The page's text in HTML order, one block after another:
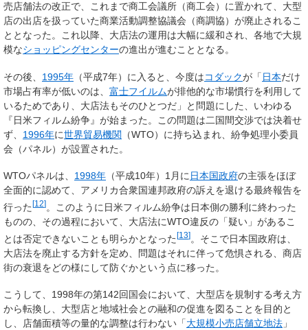
売店舗法の改正で、これまで商工会議所（商工会）に置かれて、大型
店の出店を扱っていた商業活動調整協議会（商調協）が廃止されるこ
ととなった。これ以降、大店法の運用は大幅に緩和され、各地で大規
模なショッピングセンターの進出が進むこととなる。
その後、 1995年 （平成7年）に入ると、今度はコダックが「 日本だけ
市場占有率が低いのは、 富士フイルムが排他的な市場慣行を利用して
いるためであり、大店法もそのひとつだ」と問題にした、いわゆる
『日米フィルム紛争』が始まった。この問題は二国間交渉では決着せ
ず、 1996年に世界貿易機関 （WTO）に持ち込まれ、紛争処理小委員
会（パネル）が設置された。
WTOパネルは、 1998年 （平成10年）1月に日本国政府の主張をほぼ
全面的に認めて、アメリカ合衆国連邦政府の訴えを退ける最終報告を
行った [12] 。このように日米フィルム紛争は日本側の勝利に終わった
ものの、その過程において、大店法にWTO違反の「疑い」があるこ
とは否定できないことも明らかとなった[13]。そこで日本国政府は、
大店法を廃止する方針を定め、問題はそれに伴って危惧される、商店
街の衰退をどの様にして防ぐかという点に移った。
こうして、1998年の第142回国会において、大型店を規制する考え方
から転換し、大型店と地域社会との融和の促進を図ることを目的と
し、店舗面積等の量的な調整は行わない「大規模小売店舗立地法 」